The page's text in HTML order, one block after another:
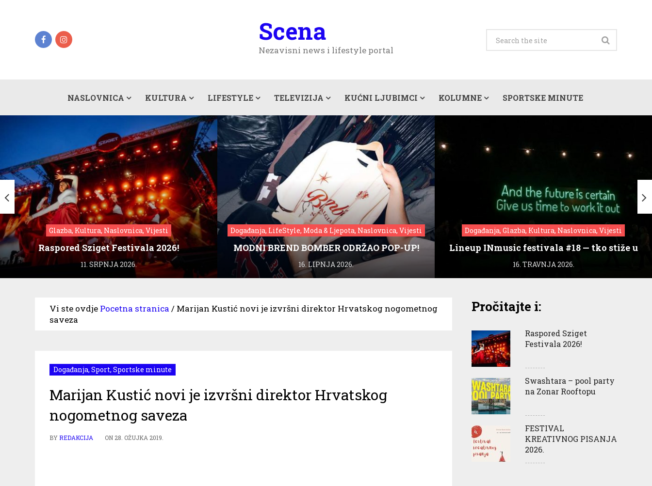
Scena
Nezavisni news i lifestyle portal
NASLOVNICA KULTURA LIFESTYLE TELEVIZIJA KUĆNI LJUBIMCI KOLUMNE SPORTSKE MINUTE
Glazba, Kultura, Naslovnica, Vijesti
Raspored Sziget Festivala 2026!
11. SRPNJA 2026.
Događanja, LifeStyle, Moda & Ljepota, Naslovnica, Vijesti
MODNI BREND BOMBER ODRŽAO POP-UP!
16. LIPNJA 2026.
Događanja, Glazba, Kultura, Naslovnica, Vijesti
Lineup INmusic festivala #18 — tko stiže u
Zagreb?
16. TRAVNJA 2026.
Vi ste ovdje Pocetna stranica / Marijan Kustić novi je izvršni direktor Hrvatskog nogometnog
saveza
Događanja, Sport, Sportske minute
Marijan Kustić novi je izvršni direktor Hrvatskog
nogometnog saveza
BYREDAKCIJA ON 28. OŽUJKA 2019.
Pročitajte i:
Raspored Sziget
Festivala 2026!
Swashtara – pool party
na Zonar Rooftopu
FESTIVAL
KREATIVNOG PISANJA
2026.